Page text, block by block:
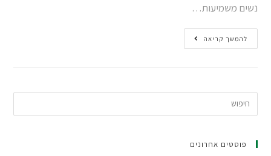
נשים משמיעות…
להמשך קריאה
פוסטים אחרונים